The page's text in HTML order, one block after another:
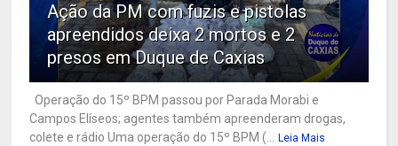
Ação da PM com fuzis e pistolas
apreendidos deixa 2 mortos e 2
presos em Duque de Caxias
Operação do 15º BPM passou por Parada Morabi e
Campos Elíseos; agentes também apreenderam drogas,
colete e rádio Uma operação do 15º BPM (... Leia Mais